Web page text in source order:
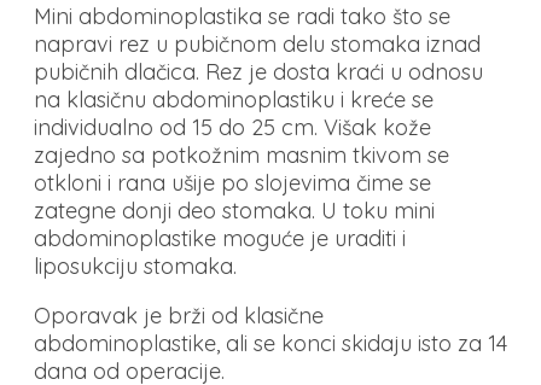
Mini abdominoplastika se radi tako što se
napravi rez u pubičnom delu stomaka iznad
pubičnih dlačica. Rez je dosta kraći u odnosu
na klasičnu abdominoplastiku i kreće se
individualno od 15 do 25 cm. Višak kože
zajedno sa potkožnim masnim tkivom se
otkloni i rana ušije po slojevima čime se
zategne donji deo stomaka. U toku mini
abdominoplastike moguće je uraditi i
liposukciju stomaka.
Oporavak je brži od klasične
abdominoplastike, ali se konci skidaju isto za 14
dana od operacije.